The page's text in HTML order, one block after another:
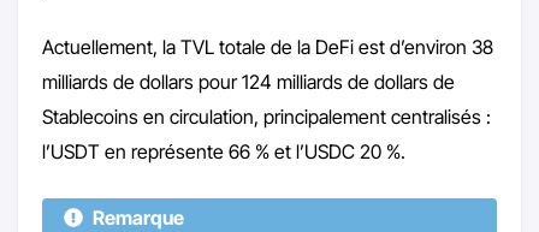
Actuellement, la TVL totale de la DeFi est d’environ 38
milliards de dollars pour 124 milliards de dollars de
Stablecoins en circulation, principalement centralisés :
l’USDT en représente 66 % et l’USDC 20 %.
Remarque